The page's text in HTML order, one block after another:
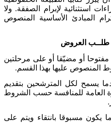
استثنائية لإبرام الصفقة. ولا
المبادئ الأساسية المنصوص
طلــب العروض
أو مضيّقا أو على مرحلتين
المنصوص عليها بهذا القسم.
يسمح لكل المترشحين بتقديم
العامة للمنافسة حسب الشروط
.
مسبوقا بانتقاء ويتم على